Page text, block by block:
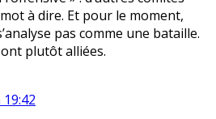
à dire. Et pour le moment,
pas comme une bataille.
plutôt alliées.